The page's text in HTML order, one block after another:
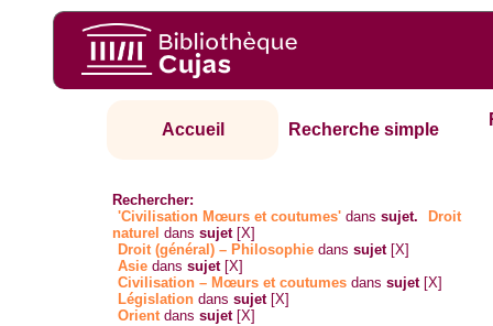
Accueil Recherche simple
Rechercher:
'Civilisation Mœurs et coutumes' danssujet.
Droit
naturel danssujet [X]
Droit (général) – Philosophie danssujet [X]
Asie danssujet [X]
Civilisation – Mœurs et coutumes danssujet [X]
Législation danssujet [X]
Orientdanssujet [X]